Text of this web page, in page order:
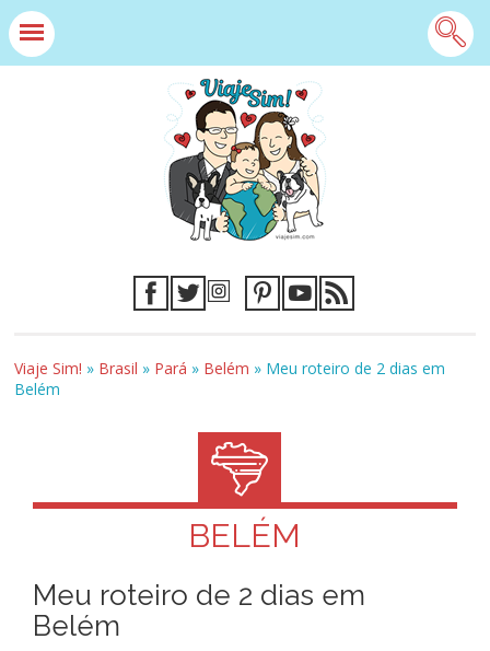
Viaje Sim! » Brasil » Pará » Belém » Meu roteiro de 2 dias em
Belém
BELÉM
Meu roteiro de 2 dias em
Belém